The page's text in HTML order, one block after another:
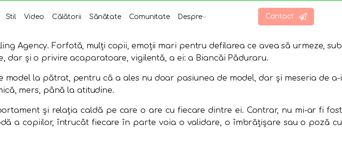
Stil Video Călătorii Sănătate Comunitate Despre Contact
Agency. Forfotă, mulți copii, emoții mari pentru defilarea ce avea să urmeze, sub
dar şi o privire acaparatoare, vigilentă, a ei: a Biancăi Păduraru.
la pătrat, pentru că a ales nu doar pasiunea de model, dar şi meseria de a-i
mers, până la atitudine.
și relația caldă pe care o are cu fiecare dintre ei. Contrar, nu mi-ar fi fost
a copiilor, întrucât fiecare în parte voia o validare, o îmbrățișare sau o poză cu